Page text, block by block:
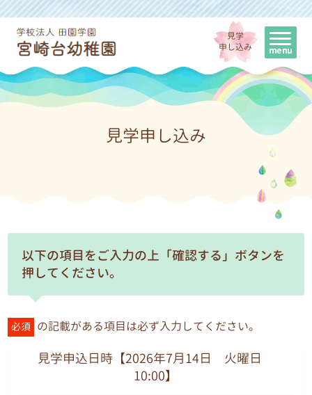
見学
申し込み
見学申し込み
以下の項目をご入力の上「確認する」ボタンを
押してください。
必須 の記載がある項目は必ず入力してください。
見学申込日時【2026年7月14日 火曜日
10:00】